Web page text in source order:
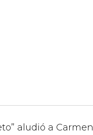
aludió a Carmen